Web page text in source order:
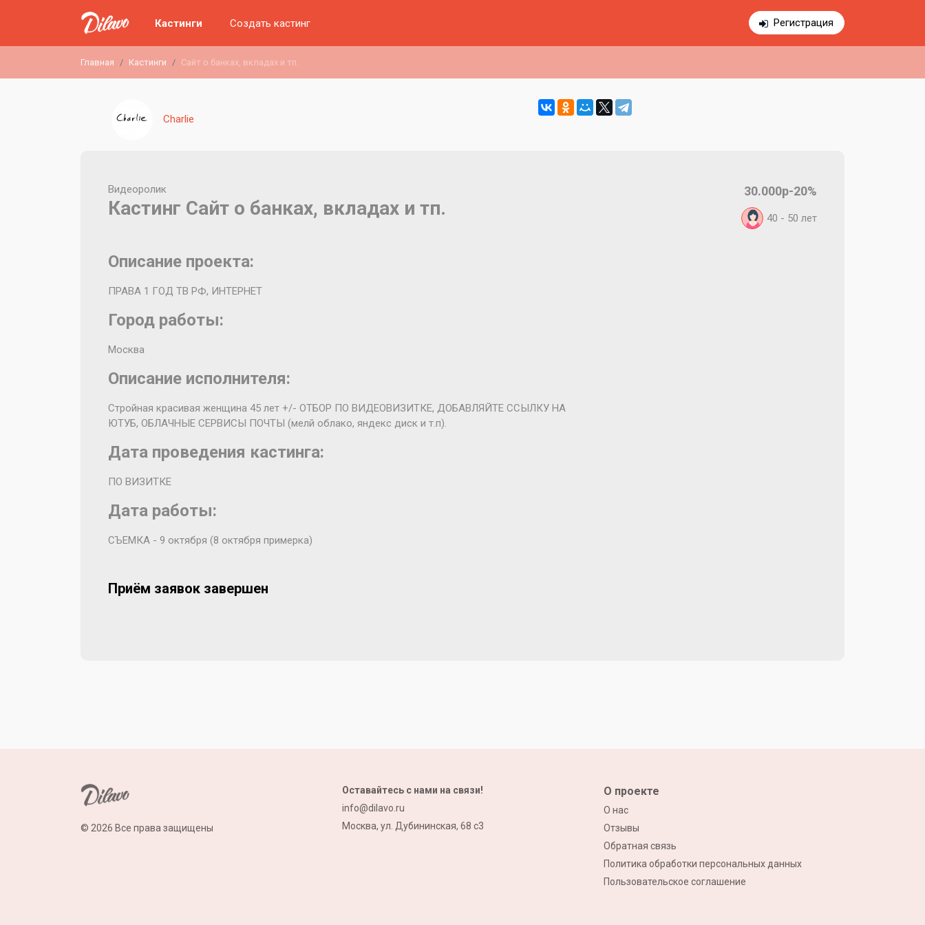
Регистрация
Кастинги Создать кастинг
Главная Кастинги Сайт о банках, вкладах и тп.
Charlie
Видеоролик
Кастинг Сайт о банках, вкладах и тп.
30.000р-20%
40 - 50 лет
Описание проекта:
ПРАВА 1 ГОД ТВ РФ, ИНТЕРНЕТ
Город работы:
Москва
Описание исполнителя:
Стройная красивая женщина 45 лет +/- ОТБОР ПО ВИДЕОВИЗИТКЕ, ДОБАВЛЯЙТЕ ССЫЛКУ НА
ЮТУБ, ОБЛАЧНЫЕ СЕРВИСЫ ПОЧТЫ (мелй облако, яндекс диск и т.п).
Дата проведения кастинга:
ПО ВИЗИТКЕ
Дата работы:
СЪЕМКА - 9 октября (8 октября примерка)
Приём заявок завершен
© 2026 Все права защищены
О проекте
О нас
Отзывы
Обратная связь
Политика обработки персональных данных
Пользовательское соглашение
Оставайтесь с нами на связи!
info@dilavo.ru
Москва, ул. Дубининская, 68 с3